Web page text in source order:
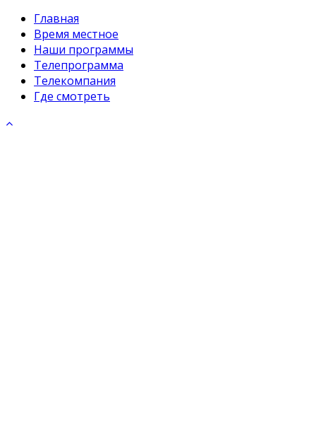
Главная
Время местное
Наши программы
Телепрограмма
Телекомпания
Где смотреть